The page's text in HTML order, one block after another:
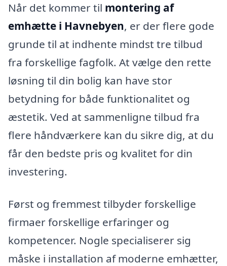
Når det kommer til montering af
emhætte i Havnebyen, er der flere gode
grunde til at indhente mindst tre tilbud
fra forskellige fagfolk. At vælge den rette
løsning til din bolig kan have stor
betydning for både funktionalitet og
æstetik. Ved at sammenligne tilbud fra
flere håndværkere kan du sikre dig, at du
får den bedste pris og kvalitet for din
investering.
Først og fremmest tilbyder forskellige
firmaer forskellige erfaringer og
kompetencer. Nogle specialiserer sig
måske i installation af moderne emhætter,